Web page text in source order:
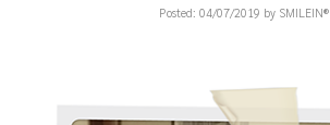
Posted: 04/07/2019 by SMILEIN®